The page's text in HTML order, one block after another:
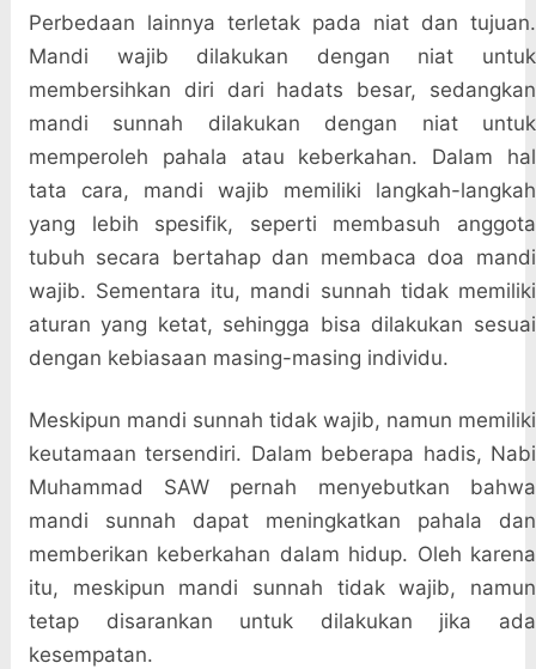
Perbedaan lainnya terletak pada niat dan tujuan.
Mandi wajib dilakukan dengan niat untuk
membersihkan diri dari hadats besar, sedangkan
mandi sunnah dilakukan dengan niat untuk
memperoleh pahala atau keberkahan. Dalam hal
tata cara, mandi wajib memiliki langkah-langkah
yang lebih spesifik, seperti membasuh anggota
tubuh secara bertahap dan membaca doa mandi
wajib. Sementara itu, mandi sunnah tidak memiliki
aturan yang ketat, sehingga bisa dilakukan sesuai
dengan kebiasaan masing-masing individu.
Meskipun mandi sunnah tidak wajib, namun memiliki
keutamaan tersendiri. Dalam beberapa hadis, Nabi
Muhammad SAW pernah menyebutkan bahwa
mandi sunnah dapat meningkatkan pahala dan
memberikan keberkahan dalam hidup. Oleh karena
itu, meskipun mandi sunnah tidak wajib, namun
tetap disarankan untuk dilakukan jika ada
kesempatan.